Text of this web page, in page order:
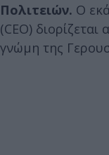
Πολιτειών. Ο
(CEO)
γνώμη της